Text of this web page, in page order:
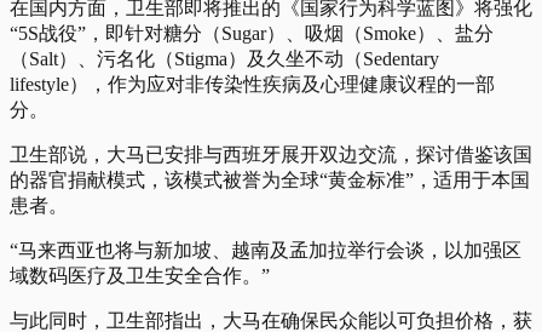
在国内方面，卫生部即将推出的《国家行为科学蓝图》将强化
“5S战役”，即针对糖分（Sugar）、吸烟（Smoke）、盐分
（Salt）、污名化（Stigma）及久坐不动（Sedentary
lifestyle），作为应对非传染性疾病及心理健康议程的一部
分。
卫生部说，大马已安排与西班牙展开双边交流，探讨借鉴该国
的器官捐献模式，该模式被誉为全球“黄金标准”，适用于本国
患者。
“马来西亚也将与新加坡、越南及孟加拉举行会谈，以加强区
域数码医疗及卫生安全合作。”
与此同时，卫生部指出，大马在确保民众能以可负担价格，获